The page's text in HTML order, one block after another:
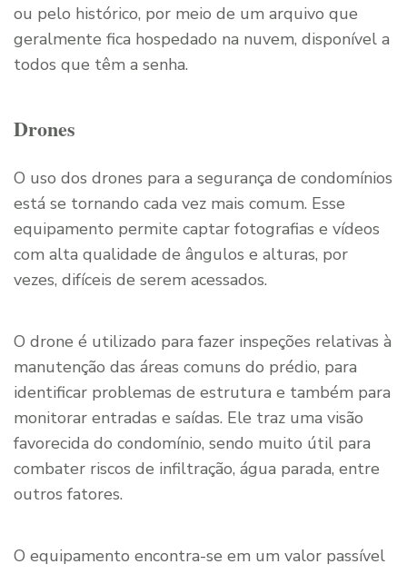
ou pelo histórico, por meio de um arquivo que
geralmente fica hospedado na nuvem, disponível a
todos que têm a senha.
Drones
O uso dos drones para a segurança de condomínios
está se tornando cada vez mais comum. Esse
equipamento permite captar fotografias e vídeos
com alta qualidade de ângulos e alturas, por
vezes, difíceis de serem acessados.
O drone é utilizado para fazer inspeções relativas à
manutenção das áreas comuns do prédio, para
identificar problemas de estrutura e também para
monitorar entradas e saídas. Ele traz uma visão
favorecida do condomínio, sendo muito útil para
combater riscos de infiltração, água parada, entre
outros fatores.
O equipamento encontra-se em um valor passível